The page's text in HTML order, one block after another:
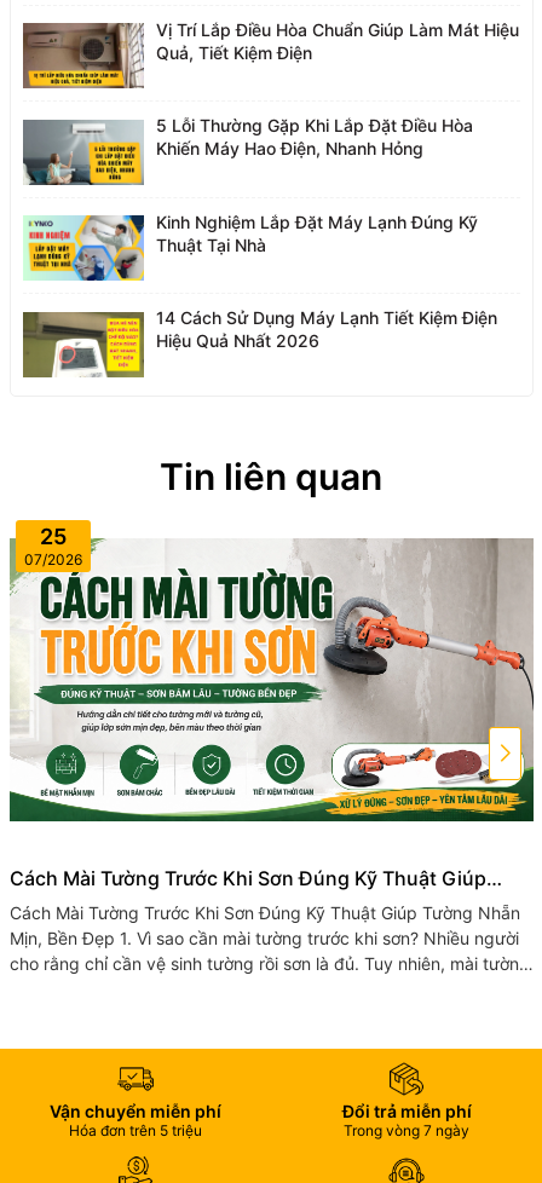
Vị Trí Lắp Điều Hòa Chuẩn Giúp Làm Mát Hiệu
Quả, Tiết Kiệm Điện
5 Lỗi Thường Gặp Khi Lắp Đặt Điều Hòa
Khiến Máy Hao Điện, Nhanh Hỏng
Kinh Nghiệm Lắp Đặt Máy Lạnh Đúng Kỹ
Thuật Tại Nhà
14 Cách Sử Dụng Máy Lạnh Tiết Kiệm Điện
Hiệu Quả Nhất 2026
Tin liên quan
25
07/2026
Cách Mài Tường Trước Khi Sơn Đúng Kỹ Thuật Giúp
Tường Nhẵn Mịn, Bền Đẹp
Cách Mài Tường Trước Khi Sơn Đúng Kỹ Thuật Giúp Tường Nhẵn
Mịn, Bền Đẹp 1. Vì sao cần mài tường trước khi sơn? Nhiều người
cho rằng chỉ cần vệ sinh tường rồi sơn là đủ. Tuy nhiên, mài tường
Vận chuyển miễn phí
Hóa đơn trên 5 triệu
Đổi trả miễn phí
Trong vòng 7 ngày